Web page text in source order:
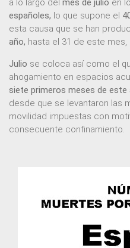
españoles, lo que supone el
esta causa que se han
año, hasta el 31 de este mes,
Julio se coloca así como el
ahogamiento en espacios
siete primeros meses de este
desde que se levantaron las
movilidad impuestas con
consecuente confinamiento.